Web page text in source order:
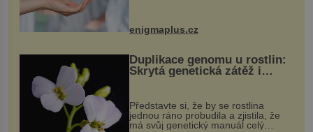
enigmaplus.cz
Duplikace genomu u rostlin:
Skrytá genetická zátěž i
Představte si, že by se rostlina
jednou ráno probudila a zjistila, že
má svůj genetický manuál celý